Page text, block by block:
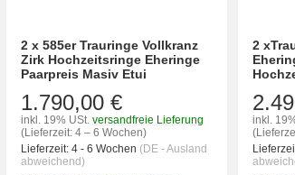
2 x 585er Trauringe Vollkranz
Zirk Hochzeitsringe Eheringe
Paarpreis Masiv Etui
1.790,00 €
inkl. 19% USt. versandfreie Lieferung
(Lieferzeit: 4 – 6 Wochen)
Lieferzeit: 4 - 6 Wochen (DE - Ausland
abweichend)
2
inkl.